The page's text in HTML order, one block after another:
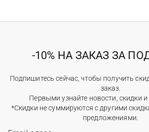
-10% НА ЗАКАЗ ЗА
Подпишитесь сейчас, чтобы получить
заказ.
Первыми узнайте новости, скидки
*Скидки не суммируются с другими
предложениями.